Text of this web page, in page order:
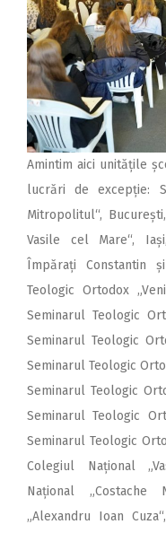
Amintim aici unitățile
lucrări de excepție:
Mitropolitul“,
Vasile cel Mare“,
Împărați Constantin
Teologic Ortodox
Seminarul Teologic
Seminarul Teologic
Seminarul Teologic
Seminarul Teologic
Seminarul Teologic
Seminarul Teologic
Colegiul Național
Național „Costache
„Alexandru Ioan